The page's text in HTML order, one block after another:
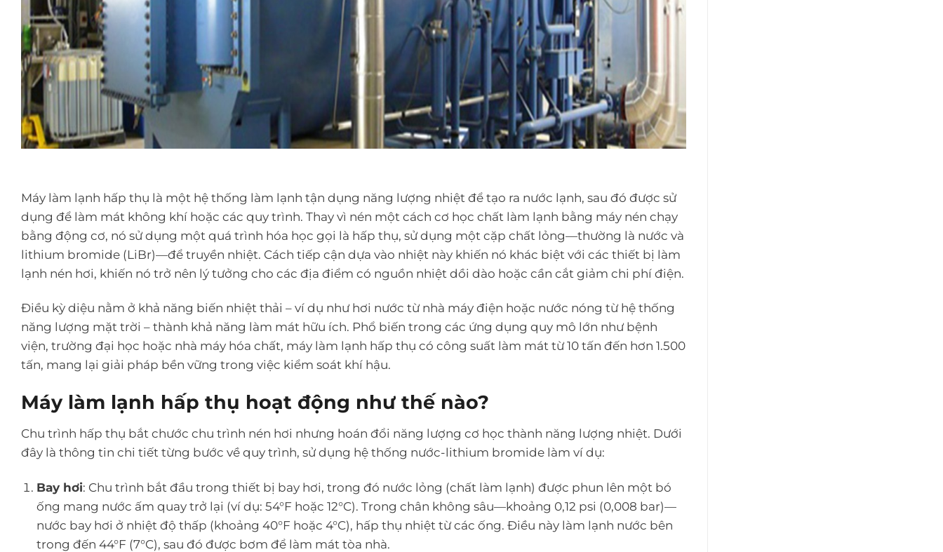
Máy làm lạnh hấp thụ là một hệ thống làm lạnh tận dụng năng lượng nhiệt để tạo ra nước lạnh, sau đó được sử
dụng để làm mát không khí hoặc các quy trình. Thay vì nén một cách cơ học chất làm lạnh bằng máy nén chạy
bằng động cơ, nó sử dụng một quá trình hóa học gọi là hấp thụ, sử dụng một cặp chất lỏng—thường là nước và
lithium bromide (LiBr)—để truyền nhiệt. Cách tiếp cận dựa vào nhiệt này khiến nó khác biệt với các thiết bị làm
lạnh nén hơi, khiến nó trở nên lý tưởng cho các địa điểm có nguồn nhiệt dồi dào hoặc cần cắt giảm chi phí điện.
Điều kỳ diệu nằm ở khả năng biến nhiệt thải – ví dụ như hơi nước từ nhà máy điện hoặc nước nóng từ hệ thống
năng lượng mặt trời – thành khả năng làm mát hữu ích. Phổ biến trong các ứng dụng quy mô lớn như bệnh
viện, trường đại học hoặc nhà máy hóa chất, máy làm lạnh hấp thụ có công suất làm mát từ 10 tấn đến hơn 1.500
tấn, mang lại giải pháp bền vững trong việc kiểm soát khí hậu.
Máy làm lạnh hấp thụ hoạt động như thế nào?
Chu trình hấp thụ bắt chước chu trình nén hơi nhưng hoán đổi năng lượng cơ học thành năng lượng nhiệt. Dưới
đây là thông tin chi tiết từng bước về quy trình, sử dụng hệ thống nước-lithium bromide làm ví dụ:
Bay hơi: Chu trình bắt đầu trong thiết bị bay hơi, trong đó nước lỏng (chất làm lạnh) được phun lên một bó
ống mang nước ấm quay trở lại (ví dụ: 54°F hoặc 12°C). Trong chân không sâu—khoảng 0,12 psi (0,008 bar)—
nước bay hơi ở nhiệt độ thấp (khoảng 40°F hoặc 4°C), hấp thụ nhiệt từ các ống. Điều này làm lạnh nước bên
trong đến 44°F (7°C), sau đó được bơm để làm mát tòa nhà.